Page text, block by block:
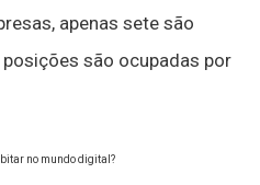
apenas sete são
são ocupadas por